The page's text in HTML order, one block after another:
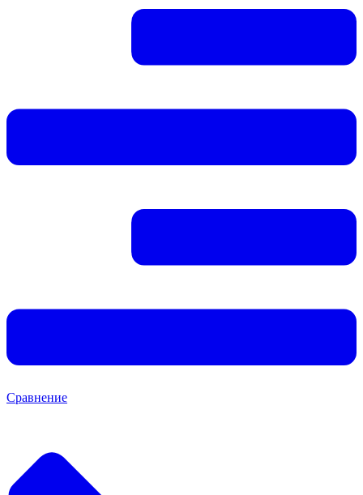
Сравнение